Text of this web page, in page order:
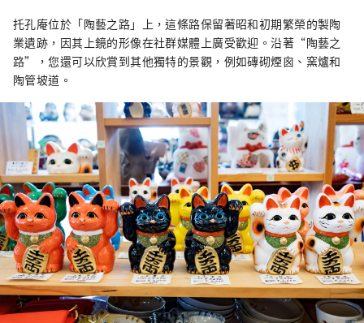
托孔庵位於「陶藝之路」上，這條路保留著昭和初期繁榮的製陶
業遺跡，因其上鏡的形像在社群媒體上廣受歡迎。沿著“陶藝之
路”，您還可以欣賞到其他獨特的景觀，例如磚砌煙囪、窯爐和
陶管坡道。